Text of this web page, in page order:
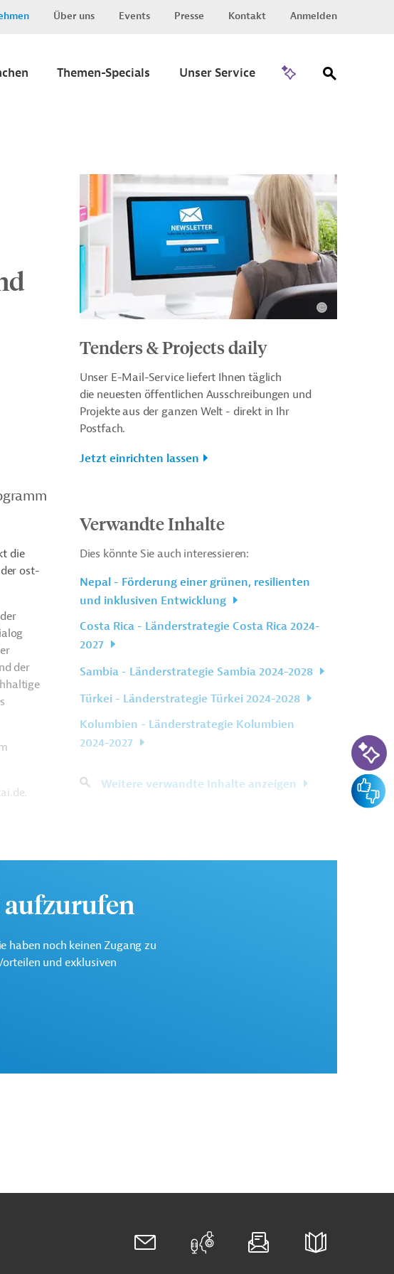
Über uns Events Presse Kontakt Anmelden
Themen-Specials Unser Service
die
ost-
der
Tenders & Projects daily
Unser E-Mail-Service liefert Ihnen täglich
die neuesten öffentlichen Ausschreibungen und
Projekte aus der ganzen Welt - direkt in Ihr
Postfach.
Jetzt einrichten lassen
Verwandte Inhalte
Dies könnte Sie auch interessieren:
Nepal - Förderung einer grünen, resilienten
und inklusiven Entwicklung
Costa Rica - Länderstrategie Costa Rica 2024-
2027
Sambia - Länderstrategie Sambia 2024-2028
Türkei - Länderstrategie Türkei 2024-2028
Kolumbien - Länderstrategie Kolumbien
2024-2027
Weitere verwandte Inhalte anzeigen
aufzurufen
haben noch keinen Zugang zu
und exklusiven
KI-